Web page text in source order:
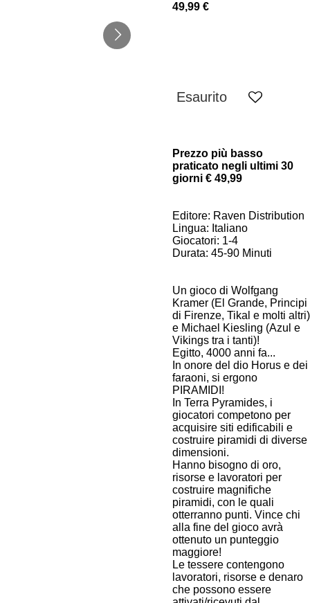
49,99 €
Esaurito
Prezzo più basso
praticato negli ultimi 30
giorni € 49,99
Editore: Raven Distribution
Lingua: Italiano
Giocatori: 1-4
Durata: 45-90 Minuti
Un gioco di Wolfgang
Kramer (El Grande, Principi
di Firenze, Tikal e molti altri)
e Michael Kiesling (Azul e
Vikings tra i tanti)!
Egitto, 4000 anni fa...
In onore del dio Horus e dei
faraoni, si ergono
PIRAMIDI!
In Terra Pyramides, i
giocatori competono per
acquisire siti edificabili e
costruire piramidi di diverse
dimensioni.
Hanno bisogno di oro,
risorse e lavoratori per
costruire magnifiche
piramidi, con le quali
otterranno punti. Vince chi
alla fine del gioco avrà
ottenuto un punteggio
maggiore!
Le tessere contengono
lavoratori, risorse e denaro
che possono essere